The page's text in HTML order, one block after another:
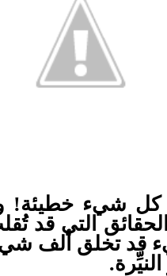
شيء خطيئة!
التي قد
قد تخلق ألف